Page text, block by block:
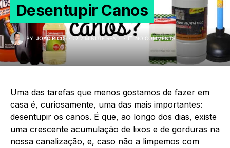
Desentupir Canos
BY JOÃO RICO 2 MINUTE READ NO COMMENTS
Uma das tarefas que menos gostamos de fazer em
casa é, curiosamente, uma das mais importantes:
desentupir os canos. É que, ao longo dos dias, existe
uma crescente acumulação de lixos e de gorduras na
nossa canalização, e, caso não a limpemos com